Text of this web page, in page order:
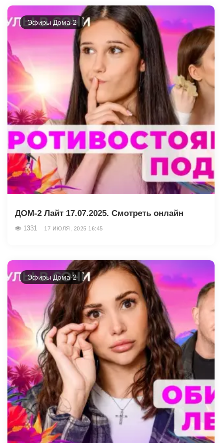
Эфиры Дома-2
ДОМ-2 Лайт 17.07.2025. Смотреть онлайн
1331 17 ИЮЛЯ, 2025 16:45
Эфиры Дома-2